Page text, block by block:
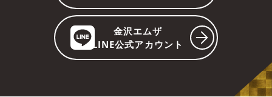
金沢エムザ
LINE公式アカウント